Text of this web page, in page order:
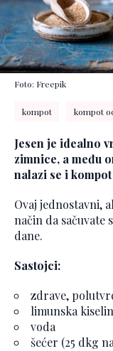
Foto: Freepik
kompot kompot
Jesen je idealno
zimnice, a među
nalazi se i
Ovaj jednostavni,
način da sačuvate
dane.
Sastojci:
zdrave,
limunska
voda
šećer (25 dkg